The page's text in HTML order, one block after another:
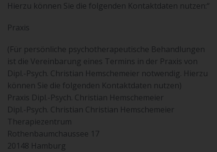
Hierzu können Sie die folgenden Kontaktdaten nutzen:“
Praxis
(Für persönliche psychotherapeutische Behandlungen
ist die Vereinbarung eines Termins in der Praxis von
Dipl.-Psych. Christian Hemschemeier notwendig. Hierzu
können Sie die folgenden Kontaktdaten nutzen)
Praxis Dipl.-Psych. Christian Hemschemeier
Dipl.-Psych. Christian Christian Hemschemeier
Therapiezentrum
Rothenbaumchaussee 17
20148 Hamburg